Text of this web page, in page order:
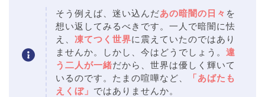
そう例えば、迷い込んだあの暗闇の日々 を
想い返してみるべきです。一人で暗闇に怯
え、 凍てつく世界に震えていたのではあり
ませんか。しかし、今はどうでしょう。 違
う二人が一緒だから、世界は優しく輝いて
いるのです。たまの喧嘩など、
「あばたも
えくぼ」 ではありませんか。